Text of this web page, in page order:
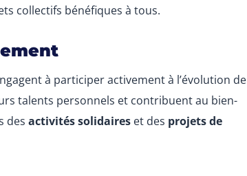
collectifs bénéfiques à tous.
à participer activement à l’évolution de
talents personnels et contribuent au bien-
desactivités solidaires et des projets de